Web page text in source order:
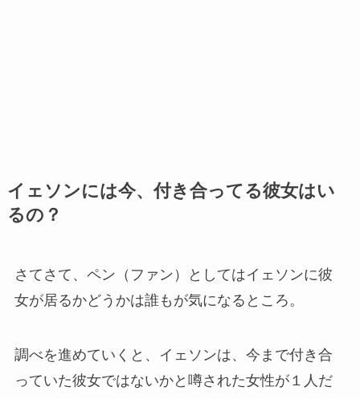
イェソンには今、付き合ってる彼女はい
るの？
さてさて、ペン（ファン）としてはイェソンに彼
女が居るかどうかは誰もが気になるところ。
調べを進めていくと、イェソンは、今まで付き合
っていた彼女ではないかと噂された女性が１人だ